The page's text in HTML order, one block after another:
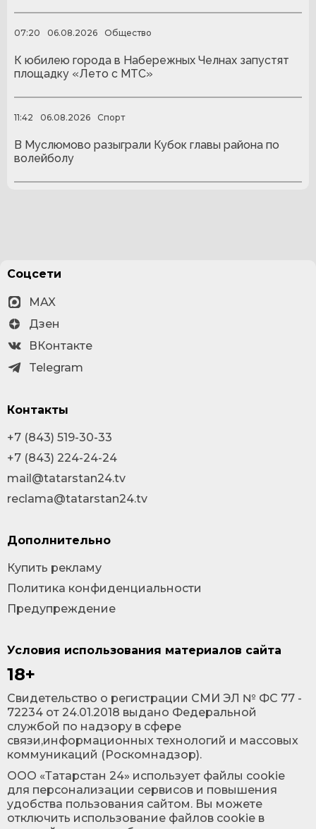
07:20 06.08.2026 Общество
К юбилею города в Набережных Челнах запустят
площадку «Лето с МТС»
11:42 06.08.2026 Спорт
В Муслюмово разыграли Кубок главы района по
волейболу
Условия использования материалов сайта
18+
Cвидетельство о регистрации СМИ ЭЛ № ФС 77 -
72234 от 24.01.2018 выдано Федеральной
службой по надзору в сфере
связи,информационных технологий и массовых
коммуникаций (Роскомнадзор).
ООО «Татарстан 24» использует файлы cookie
для персонализации сервисов и повышения
удобства пользования сайтом. Вы можете
отключить использование файлов cookie в
Соцсети
MAX
Дзен
ВКонтакте
Telegram
Контакты
+7 (843) 519-30-33
+7 (843) 224-24-24
mail@tatarstan24.tv
reclama@tatarstan24.tv
Дополнительно
Купить рекламу
Политика конфиденциальности
Предупреждение